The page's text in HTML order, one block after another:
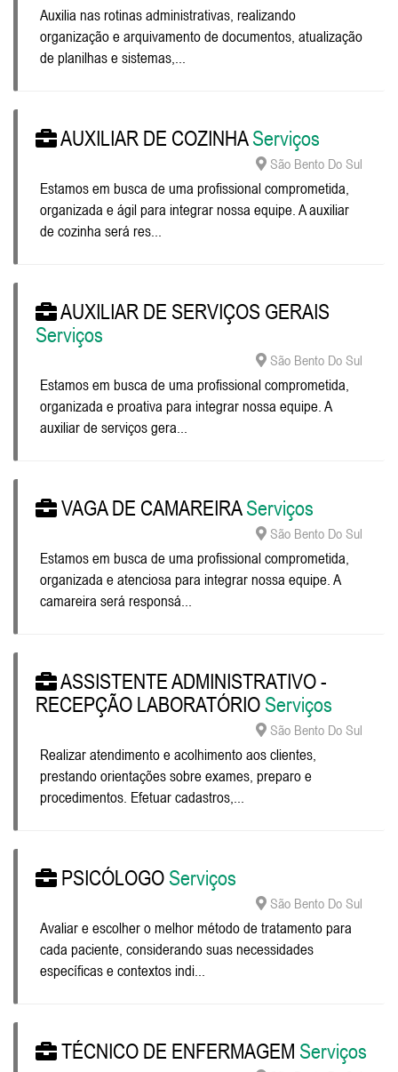
Auxilia nas rotinas administrativas, realizando
organização e arquivamento de documentos, atualização
de planilhas e sistemas,...
AUXILIAR DE COZINHAServiços
São Bento Do Sul
Estamos em busca de uma profissional comprometida,
organizada e ágil para integrar nossa equipe. A auxiliar
de cozinha será res...
AUXILIAR DE SERVIÇOS GERAIS
Serviços
São Bento Do Sul
Estamos em busca de uma profissional comprometida,
organizada e proativa para integrar nossa equipe. A
auxiliar de serviços gera...
VAGA DE CAMAREIRAServiços
São Bento Do Sul
Estamos em busca de uma profissional comprometida,
organizada e atenciosa para integrar nossa equipe. A
camareira será responsá...
ASSISTENTE ADMINISTRATIVO -
RECEPÇÃO LABORATÓRIO Serviços
São Bento Do Sul
Realizar atendimento e acolhimento aos clientes,
prestando orientações sobre exames, preparo e
procedimentos. Efetuar cadastros,...
PSICÓLOGO Serviços
São Bento Do Sul
Avaliar e escolher o melhor método de tratamento para
cada paciente, considerando suas necessidades
específicas e contextos indi...
TÉCNICO DE ENFERMAGEM Serviços